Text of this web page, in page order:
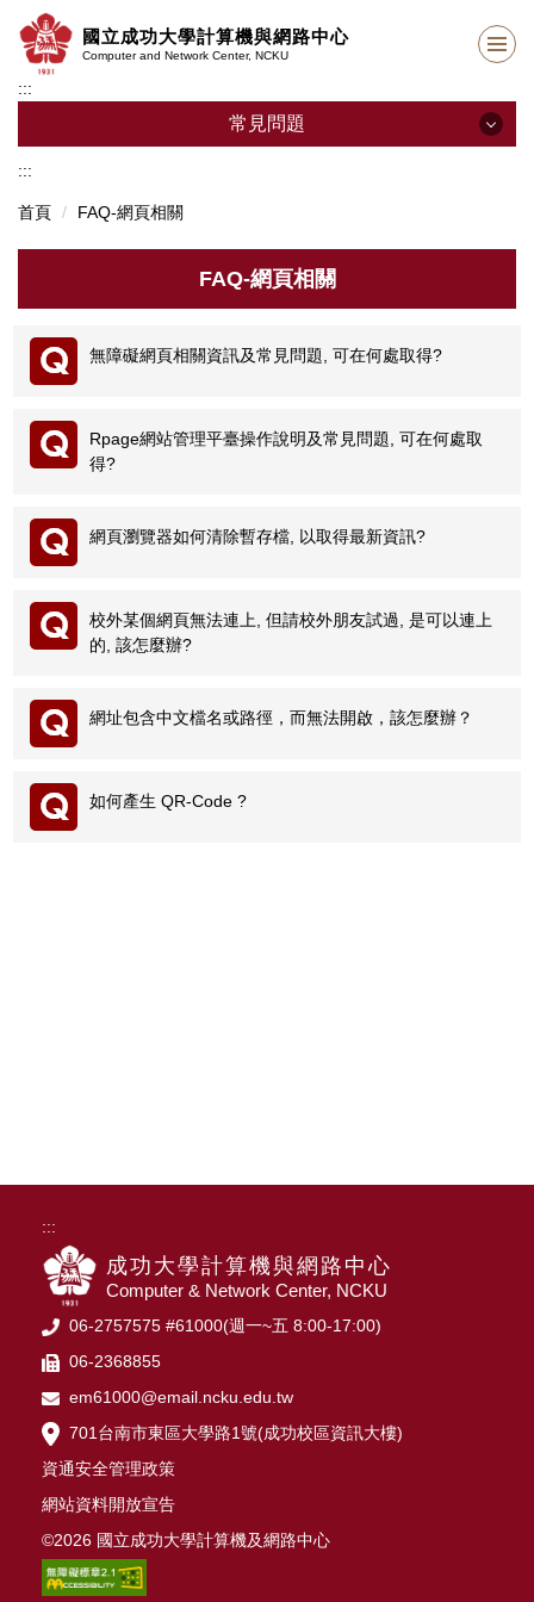
到
要
區
國立成功大學計算機與網路中心
Computer and Network Center, NCKU
:::
常見問題
E-mail 問題
學生宿網相關
網頁相關問題
mybox相關
校內罕見字型
其他
:::
首頁 FAQ-網頁相關
FAQ-網頁相關
無障礙網頁相關資訊及常見問題, 可在何處取得?
Rpage網站管理平臺操作說明及常見問題, 可在何處取
得?
網頁瀏覽器如何清除暫存檔, 以取得最新資訊?
校外某個網頁無法連上, 但請校外朋友試過, 是可以連上
的, 該怎麼辦?
網址包含中文檔名或路徑，而無法開啟，該怎麼辦？
如何產生 QR-Code ?
:::
成功大學計算機與網路中心
Computer & Network Center, NCKU
06-2757575 #61000(週一~五 8:00-17:00)
06-2368855
em61000@email.ncku.edu.tw
701台南市東區大學路1號(成功校區資訊大樓)
資通安全管理政策
網站資料開放宣告
©2026 國立成功大學計算機及網路中心